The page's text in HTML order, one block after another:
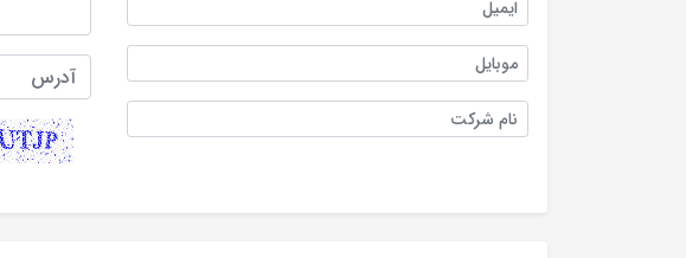
موبایل
نام شرکت
آدرس
captcha